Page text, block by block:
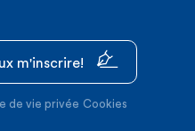
m'inscrire!
de vie privée Cookies